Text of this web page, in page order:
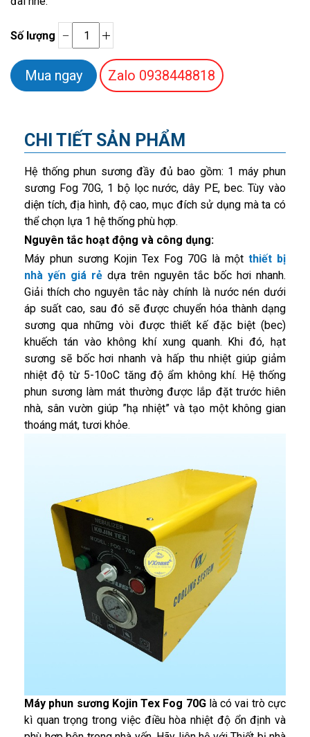
Số lượng
Zalo 0938448818
CHI TIẾT SẢN PHẨM
Hệ thống phun sương đầy đủ bao gồm: 1 máy phun
sương Fog 70G, 1 bộ lọc nước, dây PE, bec. Tùy vào
diện tích, địa hình, độ cao, mục đích sử dụng mà ta có
thể chọn lựa 1 hệ thống phù hợp.
Nguyên tắc hoạt động và công dụng:
Máy phun sương Kojin Tex Fog 70G là một thiết bị
nhà yến giá rẻ dựa trên nguyên tắc bốc hơi nhanh.
Giải thích cho nguyên tắc này chính là nước nén dưới
áp suất cao, sau đó sẽ được chuyển hóa thành dạng
sương qua những vòi được thiết kế đặc biệt (bec)
khuếch tán vào không khí xung quanh. Khi đó, hạt
sương sẽ bốc hơi nhanh và hấp thu nhiệt giúp giảm
nhiệt độ từ 5-10oC tăng độ ẩm không khí. Hệ thống
phun sương làm mát thường được lắp đặt trước hiên
nhà, sân vườn giúp ”hạ nhiệt” và tạo một không gian
thoáng mát, tươi khỏe.
Máy phun sương Kojin Tex Fog 70G là có vai trò cực
kì quan trọng trong việc điều hòa nhiệt độ ổn định và